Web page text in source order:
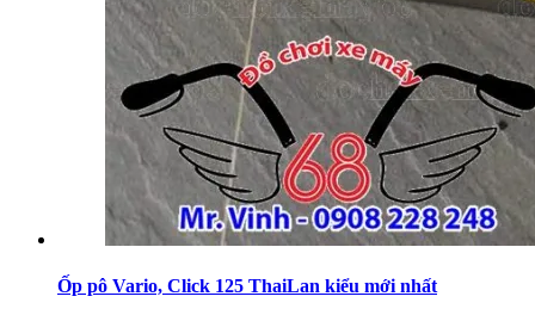
Ốp pô Vario, Click 125 ThaiLan kiểu mới nhất